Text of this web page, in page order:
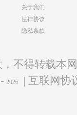
关于我们
法律协议
隐私条款
，不得转载本
2026 | 互联网协